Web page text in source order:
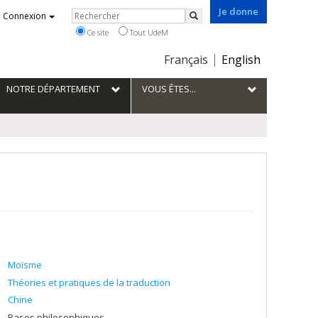
Je donne
Choix
la
langue
Français English
Connexion Rechercher
Rechercher
Ce site Tout UdeM
NOTRE DÉPARTEMENT VOUS ÊTES...
Moïsme
Théories et pratiques de la traduction
Chine